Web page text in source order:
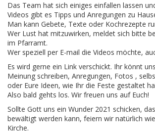
Das Team hat sich einiges einfallen lassen
Videos gibt es Tipps und Anregungen zu
Man kann Gebete, Texte oder Kochrezepte
Wer Lust hat mitzuwirken, meldet sich bitte
im Pfarramt.
Wer speziell per E-mail die Videos möchte,
Es wird gerne ein Link verschickt. Ihr könnt
Meinung schreiben, Anregungen, Fotos ,
oder Eure Ideen, wie Ihr die Feste gestaltet
Also bald gehts los. Wir freuen uns auf Euch!
Sollte Gott uns ein Wunder 2021 schicken,
bewältigt werden kann, feiern wir natürlich
Kirche.